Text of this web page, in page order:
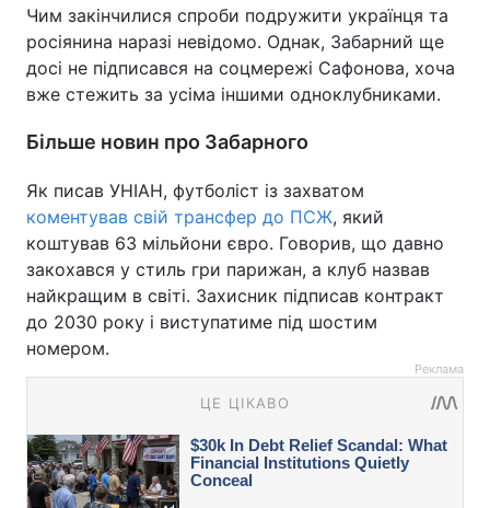
Чим закінчилися спроби подружити українця та
росіянина наразі невідомо. Однак, Забарний ще
досі не підписався на соцмережі Сафонова, хоча
вже стежить за усіма іншими одноклубниками.
Більше новин про Забарного
Як писав УНІАН, футболіст із захватом
коментував свій трансфер до ПСЖ, який
коштував 63 мільйони євро. Говорив, що давно
закохався у стиль гри парижан, а клуб назвав
найкращим в світі. Захисник підписав контракт
до 2030 року і виступатиме під шостим
номером.
Реклама